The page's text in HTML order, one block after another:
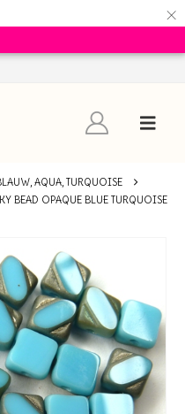
×
AQUA, TURQUOISE
BEAD OPAQUE BLUE TURQUOISE